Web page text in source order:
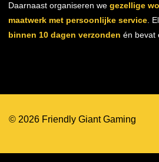
Daarnaast organiseren we gezellige
maatwerk met persoonlijke service.
binnen 10 dagen verzonden én bevat
© 2026 Friendly Giant Gaming